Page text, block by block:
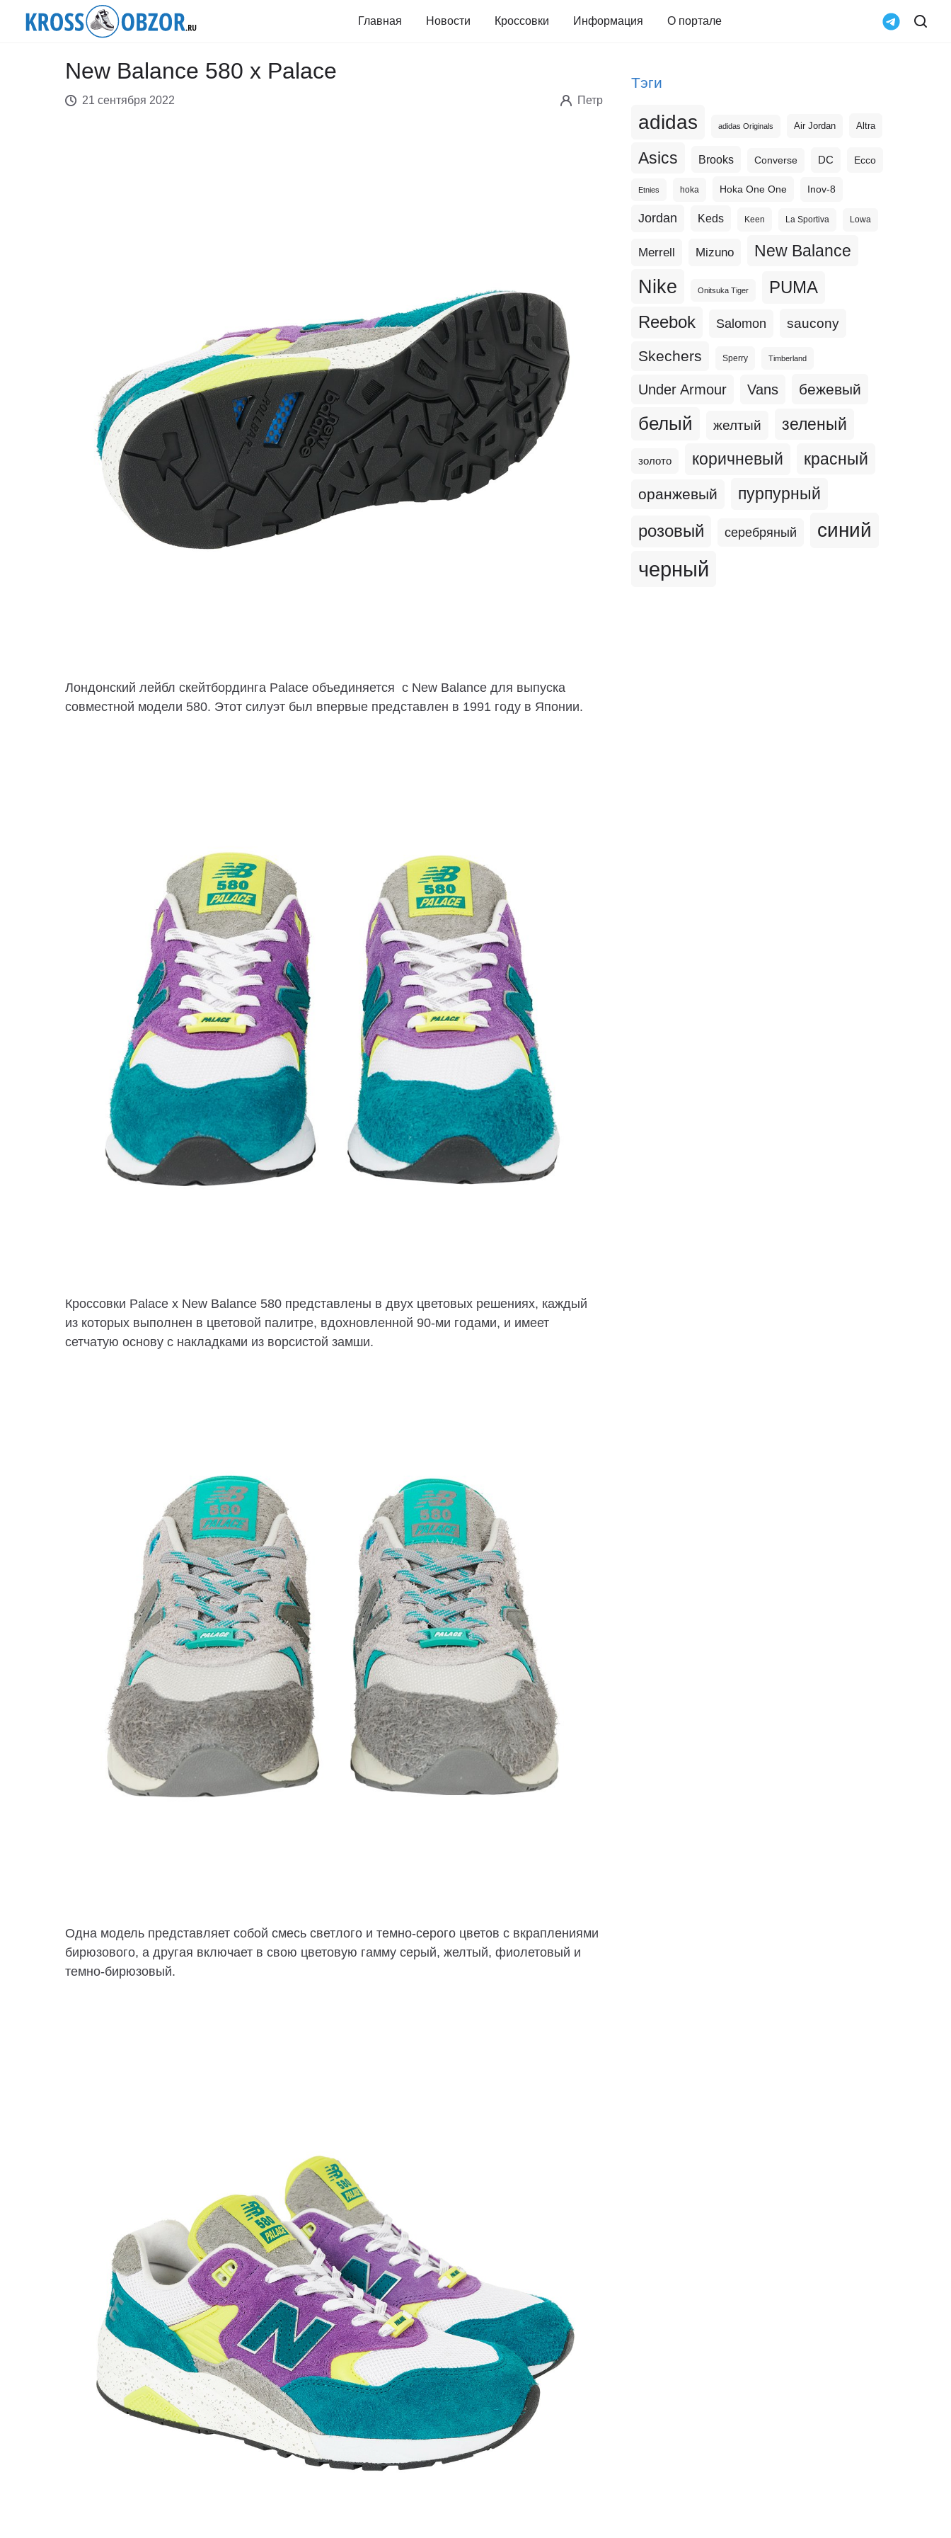
Главная Новости Кроссовки Информация О портале
New Balance 580 x Palace
21 сентября 2022 Петр
Лондонский лейбл скейтбординга Palace объединяется с New Balance для выпуска
совместной модели 580. Этот силуэт был впервые представлен в 1991 году в Японии.
Кроссовки Palace x New Balance 580 представлены в двух цветовых решениях, каждый
из которых выполнен в цветовой палитре, вдохновленной 90-ми годами, и имеет
сетчатую основу с накладками из ворсистой замши.
Одна модель представляет собой смесь светлого и темно-серого цветов с вкраплениями
бирюзового, а другая включает в свою цветовую гамму серый, желтый, фиолетовый и
темно-бирюзовый.
Тэги
adidas adidas Originals Air Jordan Altra
Asics Brooks Converse DC Ecco
Etnies hoka Hoka One One Inov-8
Jordan Keds Keen La Sportiva Lowa
Merrell Mizuno New Balance
Nike Onitsuka Tiger PUMA
Reebok Salomon saucony
Skechers Sperry Timberland
Under Armour Vans бежевый
белый желтый зеленый
золото коричневый красный
оранжевый пурпурный
розовый серебряный синий
черный